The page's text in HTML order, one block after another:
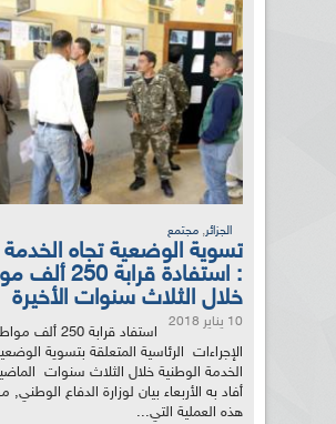
الجزائر, مجتمع
تسوية الوضعية تجاه الخدمة
: استفادة قرابة
خلال الثلاث سنوات الأخيرة
10 يناير 2018
استفاد قرابة 250
الإجراءات الرئاسية المتعلقة بتسوية
الخدمة الوطنية خلال الثلاث سنوات
أفاد به الأربعاء بيان لوزارة الدفاع الوطني,
هذه العملية التي...